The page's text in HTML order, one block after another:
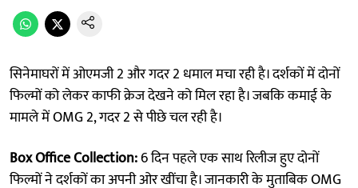
सिनेमाघरों में ओएमजी 2 और गदर 2 धमाल मचा रही है। दर्शकों में दोनों
फिल्मों को लेकर काफी क्रेज देखने को मिल रहा है। जबकि कमाई के
मामले में OMG 2, गदर 2 से पीछे चल रही है।
Box Office Collection:6 दिन पहले एक साथ रिलीज हुए दोनों
फिल्मों ने दर्शकों का अपनी ओर खींचा है। जानकारी के मुताबिक OMG